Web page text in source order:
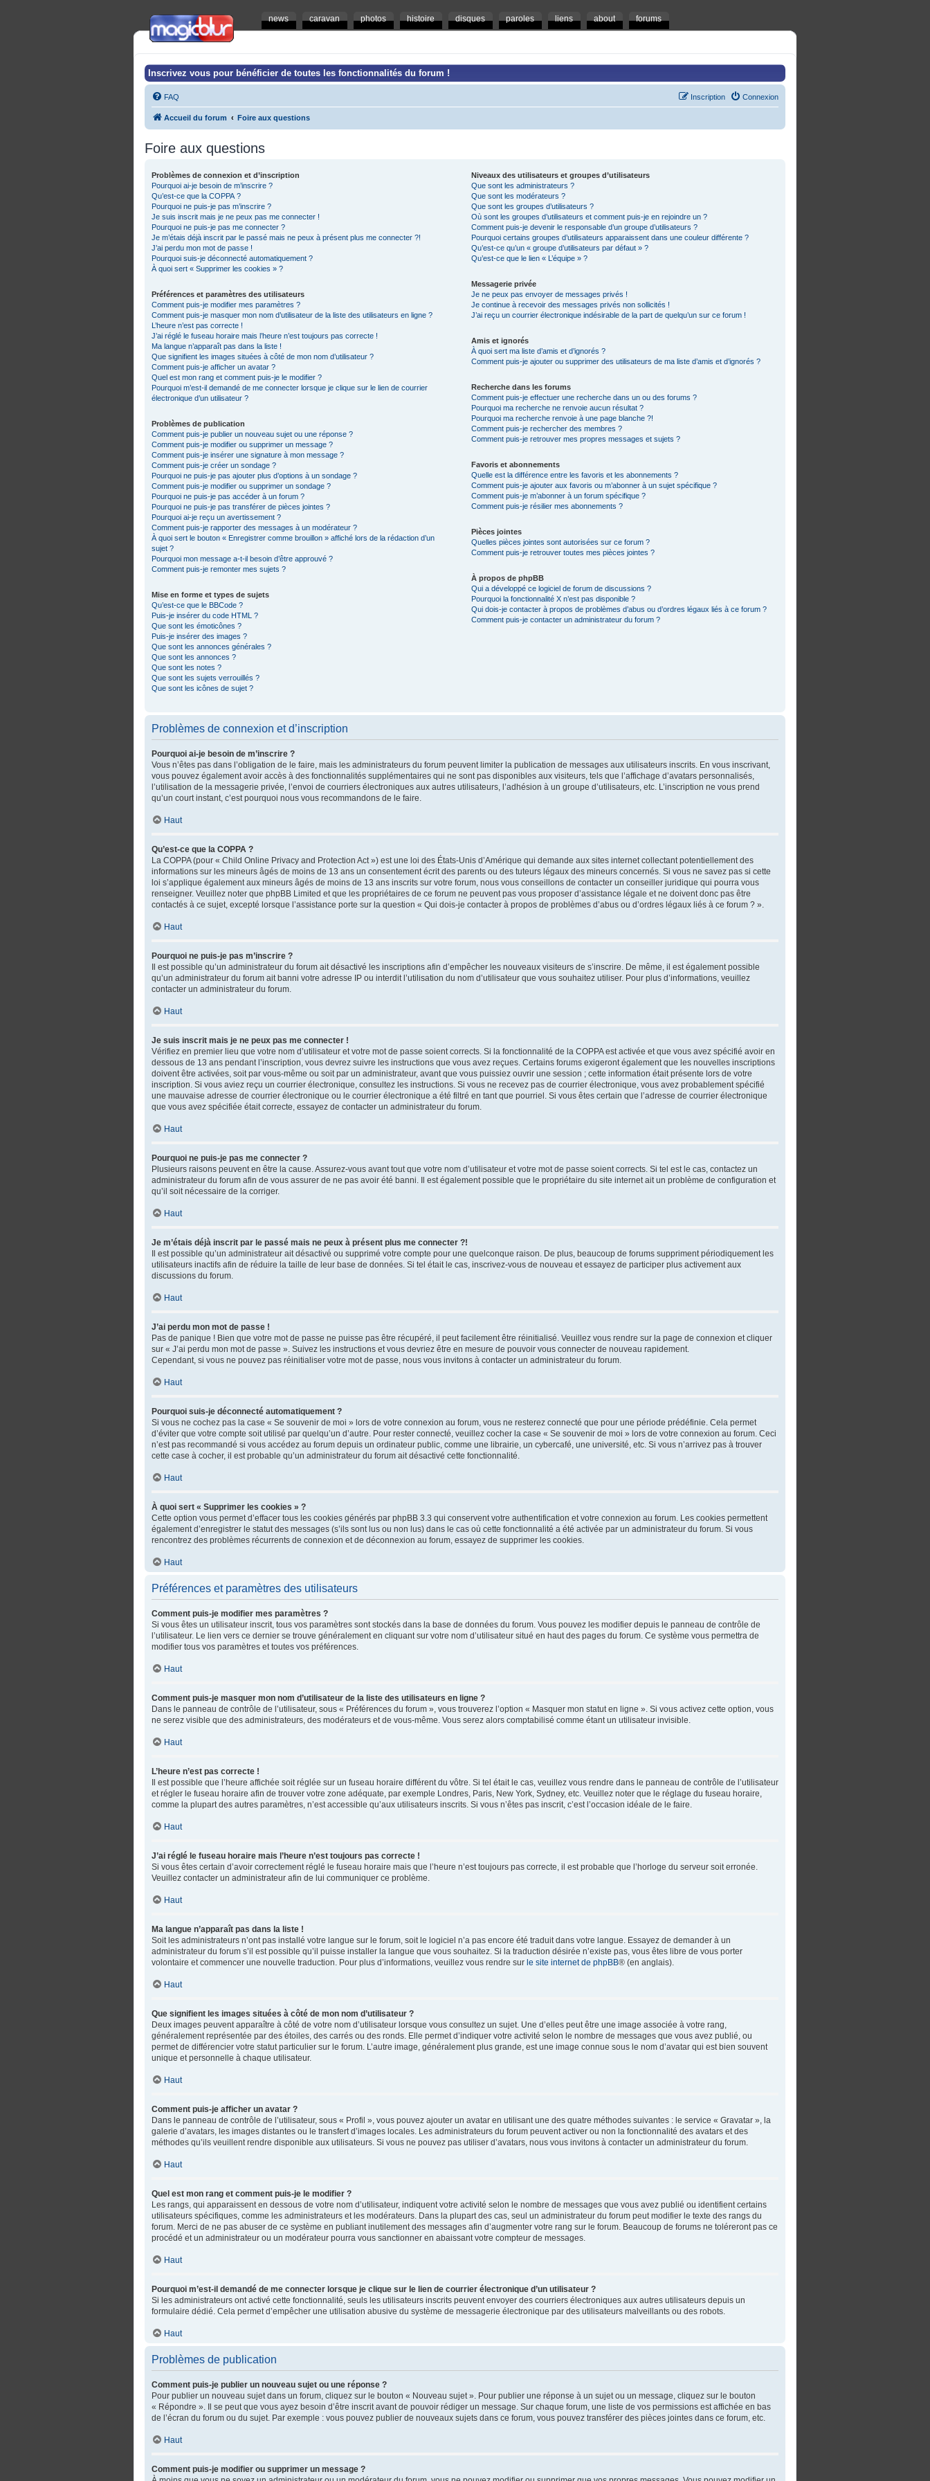
news caravan photos histoire disques paroles liens about forums
Inscrivez vous pour bénéficier de toutes les fonctionnalités du forum !
FAQ Connexion
Inscription
Accueil du forum Foire aux questions
Foire aux questions
Problèmes de connexion et d’inscription
Pourquoi ai-je besoin de m’inscrire ?
Qu’est-ce que la COPPA ?
Pourquoi ne puis-je pas m’inscrire ?
Je suis inscrit mais je ne peux pas me connecter !
Pourquoi ne puis-je pas me connecter ?
Je m’étais déjà inscrit par le passé mais ne peux à présent plus me connecter ?!
J’ai perdu mon mot de passe !
Pourquoi suis-je déconnecté automatiquement ?
À quoi sert « Supprimer les cookies » ?
Préférences et paramètres des utilisateurs
Comment puis-je modifier mes paramètres ?
Comment puis-je masquer mon nom d’utilisateur de la liste des utilisateurs en ligne ?
L’heure n’est pas correcte !
J’ai réglé le fuseau horaire mais l’heure n’est toujours pas correcte !
Ma langue n’apparaît pas dans la liste !
Que signifient les images situées à côté de mon nom d’utilisateur ?
Comment puis-je afficher un avatar ?
Quel est mon rang et comment puis-je le modifier ?
Pourquoi m’est-il demandé de me connecter lorsque je clique sur le lien de courrier
électronique d’un utilisateur ?
Problèmes de publication
Comment puis-je publier un nouveau sujet ou une réponse ?
Comment puis-je modifier ou supprimer un message ?
Comment puis-je insérer une signature à mon message ?
Comment puis-je créer un sondage ?
Pourquoi ne puis-je pas ajouter plus d’options à un sondage ?
Comment puis-je modifier ou supprimer un sondage ?
Pourquoi ne puis-je pas accéder à un forum ?
Pourquoi ne puis-je pas transférer de pièces jointes ?
Pourquoi ai-je reçu un avertissement ?
Comment puis-je rapporter des messages à un modérateur ?
À quoi sert le bouton « Enregistrer comme brouillon » affiché lors de la rédaction d’un
sujet ?
Pourquoi mon message a-t-il besoin d’être approuvé ?
Comment puis-je remonter mes sujets ?
Mise en forme et types de sujets
Qu’est-ce que le BBCode ?
Puis-je insérer du code HTML ?
Que sont les émoticônes ?
Puis-je insérer des images ?
Que sont les annonces générales ?
Que sont les annonces ?
Que sont les notes ?
Que sont les sujets verrouillés ?
Que sont les icônes de sujet ?
Niveaux des utilisateurs et groupes d’utilisateurs
Que sont les administrateurs ?
Que sont les modérateurs ?
Que sont les groupes d’utilisateurs ?
Où sont les groupes d’utilisateurs et comment puis-je en rejoindre un ?
Comment puis-je devenir le responsable d’un groupe d’utilisateurs ?
Pourquoi certains groupes d’utilisateurs apparaissent dans une couleur différente ?
Qu’est-ce qu’un « groupe d’utilisateurs par défaut » ?
Qu’est-ce que le lien « L’équipe » ?
Messagerie privée
Je ne peux pas envoyer de messages privés !
Je continue à recevoir des messages privés non sollicités !
J’ai reçu un courrier électronique indésirable de la part de quelqu’un sur ce forum !
Amis et ignorés
À quoi sert ma liste d’amis et d’ignorés ?
Comment puis-je ajouter ou supprimer des utilisateurs de ma liste d’amis et d’ignorés ?
Recherche dans les forums
Comment puis-je effectuer une recherche dans un ou des forums ?
Pourquoi ma recherche ne renvoie aucun résultat ?
Pourquoi ma recherche renvoie à une page blanche ?!
Comment puis-je rechercher des membres ?
Comment puis-je retrouver mes propres messages et sujets ?
Favoris et abonnements
Quelle est la différence entre les favoris et les abonnements ?
Comment puis-je ajouter aux favoris ou m’abonner à un sujet spécifique ?
Comment puis-je m’abonner à un forum spécifique ?
Comment puis-je résilier mes abonnements ?
Pièces jointes
Quelles pièces jointes sont autorisées sur ce forum ?
Comment puis-je retrouver toutes mes pièces jointes ?
À propos de phpBB
Qui a développé ce logiciel de forum de discussions ?
Pourquoi la fonctionnalité X n’est pas disponible ?
Qui dois-je contacter à propos de problèmes d’abus ou d’ordres légaux liés à ce forum ?
Comment puis-je contacter un administrateur du forum ?
Problèmes de connexion et d’inscription
Pourquoi ai-je besoin de m’inscrire ?
Vous n’êtes pas dans l’obligation de le faire, mais les administrateurs du forum peuvent limiter la publication de messages aux utilisateurs inscrits. En vous inscrivant,
vous pouvez également avoir accès à des fonctionnalités supplémentaires qui ne sont pas disponibles aux visiteurs, tels que l’affichage d’avatars personnalisés,
l’utilisation de la messagerie privée, l’envoi de courriers électroniques aux autres utilisateurs, l’adhésion à un groupe d’utilisateurs, etc. L’inscription ne vous prend
qu’un court instant, c’est pourquoi nous vous recommandons de le faire.
Haut
Qu’est-ce que la COPPA ?
La COPPA (pour « Child Online Privacy and Protection Act ») est une loi des États-Unis d’Amérique qui demande aux sites internet collectant potentiellement des
informations sur les mineurs âgés de moins de 13 ans un consentement écrit des parents ou des tuteurs légaux des mineurs concernés. Si vous ne savez pas si cette
loi s’applique également aux mineurs âgés de moins de 13 ans inscrits sur votre forum, nous vous conseillons de contacter un conseiller juridique qui pourra vous
renseigner. Veuillez noter que phpBB Limited et que les propriétaires de ce forum ne peuvent pas vous proposer d’assistance légale et ne doivent donc pas être
contactés à ce sujet, excepté lorsque l’assistance porte sur la question « Qui dois-je contacter à propos de problèmes d’abus ou d’ordres légaux liés à ce forum ? ».
Haut
Pourquoi ne puis-je pas m’inscrire ?
Il est possible qu’un administrateur du forum ait désactivé les inscriptions afin d’empêcher les nouveaux visiteurs de s’inscrire. De même, il est également possible
qu’un administrateur du forum ait banni votre adresse IP ou interdit l’utilisation du nom d’utilisateur que vous souhaitez utiliser. Pour plus d’informations, veuillez
contacter un administrateur du forum.
Haut
Je suis inscrit mais je ne peux pas me connecter !
Vérifiez en premier lieu que votre nom d’utilisateur et votre mot de passe soient corrects. Si la fonctionnalité de la COPPA est activée et que vous avez spécifié avoir en
dessous de 13 ans pendant l’inscription, vous devrez suivre les instructions que vous avez reçues. Certains forums exigeront également que les nouvelles inscriptions
doivent être activées, soit par vous-même ou soit par un administrateur, avant que vous puissiez ouvrir une session ; cette information était présente lors de votre
inscription. Si vous aviez reçu un courrier électronique, consultez les instructions. Si vous ne recevez pas de courrier électronique, vous avez probablement spécifié
une mauvaise adresse de courrier électronique ou le courrier électronique a été filtré en tant que pourriel. Si vous êtes certain que l’adresse de courrier électronique
que vous avez spécifiée était correcte, essayez de contacter un administrateur du forum.
Haut
Pourquoi ne puis-je pas me connecter ?
Plusieurs raisons peuvent en être la cause. Assurez-vous avant tout que votre nom d’utilisateur et votre mot de passe soient corrects. Si tel est le cas, contactez un
administrateur du forum afin de vous assurer de ne pas avoir été banni. Il est également possible que le propriétaire du site internet ait un problème de configuration et
qu’il soit nécessaire de la corriger.
Haut
Je m’étais déjà inscrit par le passé mais ne peux à présent plus me connecter ?!
Il est possible qu’un administrateur ait désactivé ou supprimé votre compte pour une quelconque raison. De plus, beaucoup de forums suppriment périodiquement les
utilisateurs inactifs afin de réduire la taille de leur base de données. Si tel était le cas, inscrivez-vous de nouveau et essayez de participer plus activement aux
discussions du forum.
Haut
J’ai perdu mon mot de passe !
Pas de panique ! Bien que votre mot de passe ne puisse pas être récupéré, il peut facilement être réinitialisé. Veuillez vous rendre sur la page de connexion et cliquer
sur « J’ai perdu mon mot de passe ». Suivez les instructions et vous devriez être en mesure de pouvoir vous connecter de nouveau rapidement.
Cependant, si vous ne pouvez pas réinitialiser votre mot de passe, nous vous invitons à contacter un administrateur du forum.
Haut
Pourquoi suis-je déconnecté automatiquement ?
Si vous ne cochez pas la case « Se souvenir de moi » lors de votre connexion au forum, vous ne resterez connecté que pour une période prédéfinie. Cela permet
d’éviter que votre compte soit utilisé par quelqu’un d’autre. Pour rester connecté, veuillez cocher la case « Se souvenir de moi » lors de votre connexion au forum. Ceci
n’est pas recommandé si vous accédez au forum depuis un ordinateur public, comme une librairie, un cybercafé, une université, etc. Si vous n’arrivez pas à trouver
cette case à cocher, il est probable qu’un administrateur du forum ait désactivé cette fonctionnalité.
Haut
À quoi sert « Supprimer les cookies » ?
Cette option vous permet d’effacer tous les cookies générés par phpBB 3.3 qui conservent votre authentification et votre connexion au forum. Les cookies permettent
également d’enregistrer le statut des messages (s’ils sont lus ou non lus) dans le cas où cette fonctionnalité a été activée par un administrateur du forum. Si vous
rencontrez des problèmes récurrents de connexion et de déconnexion au forum, essayez de supprimer les cookies.
Haut
Préférences et paramètres des utilisateurs
Comment puis-je modifier mes paramètres ?
Si vous êtes un utilisateur inscrit, tous vos paramètres sont stockés dans la base de données du forum. Vous pouvez les modifier depuis le panneau de contrôle de
l’utilisateur. Le lien vers ce dernier se trouve généralement en cliquant sur votre nom d’utilisateur situé en haut des pages du forum. Ce système vous permettra de
modifier tous vos paramètres et toutes vos préférences.
Haut
Comment puis-je masquer mon nom d’utilisateur de la liste des utilisateurs en ligne ?
Dans le panneau de contrôle de l’utilisateur, sous « Préférences du forum », vous trouverez l’option « Masquer mon statut en ligne ». Si vous activez cette option, vous
ne serez visible que des administrateurs, des modérateurs et de vous-même. Vous serez alors comptabilisé comme étant un utilisateur invisible.
Haut
L’heure n’est pas correcte !
Il est possible que l’heure affichée soit réglée sur un fuseau horaire différent du vôtre. Si tel était le cas, veuillez vous rendre dans le panneau de contrôle de l’utilisateur
et régler le fuseau horaire afin de trouver votre zone adéquate, par exemple Londres, Paris, New York, Sydney, etc. Veuillez noter que le réglage du fuseau horaire,
comme la plupart des autres paramètres, n’est accessible qu’aux utilisateurs inscrits. Si vous n’êtes pas inscrit, c’est l’occasion idéale de le faire.
Haut
J’ai réglé le fuseau horaire mais l’heure n’est toujours pas correcte !
Si vous êtes certain d’avoir correctement réglé le fuseau horaire mais que l’heure n’est toujours pas correcte, il est probable que l’horloge du serveur soit erronée.
Veuillez contacter un administrateur afin de lui communiquer ce problème.
Haut
Ma langue n’apparaît pas dans la liste !
Soit les administrateurs n’ont pas installé votre langue sur le forum, soit le logiciel n’a pas encore été traduit dans votre langue. Essayez de demander à un
administrateur du forum s’il est possible qu’il puisse installer la langue que vous souhaitez. Si la traduction désirée n’existe pas, vous êtes libre de vous porter
volontaire et commencer une nouvelle traduction. Pour plus d’informations, veuillez vous rendre sur le site internet de phpBB® (en anglais).
Haut
Que signifient les images situées à côté de mon nom d’utilisateur ?
Deux images peuvent apparaître à côté de votre nom d’utilisateur lorsque vous consultez un sujet. Une d’elles peut être une image associée à votre rang,
généralement représentée par des étoiles, des carrés ou des ronds. Elle permet d’indiquer votre activité selon le nombre de messages que vous avez publié, ou
permet de différencier votre statut particulier sur le forum. L’autre image, généralement plus grande, est une image connue sous le nom d’avatar qui est bien souvent
unique et personnelle à chaque utilisateur.
Haut
Comment puis-je afficher un avatar ?
Dans le panneau de contrôle de l’utilisateur, sous « Profil », vous pouvez ajouter un avatar en utilisant une des quatre méthodes suivantes : le service « Gravatar », la
galerie d’avatars, les images distantes ou le transfert d’images locales. Les administrateurs du forum peuvent activer ou non la fonctionnalité des avatars et des
méthodes qu’ils veuillent rendre disponible aux utilisateurs. Si vous ne pouvez pas utiliser d’avatars, nous vous invitons à contacter un administrateur du forum.
Haut
Quel est mon rang et comment puis-je le modifier ?
Les rangs, qui apparaissent en dessous de votre nom d’utilisateur, indiquent votre activité selon le nombre de messages que vous avez publié ou identifient certains
utilisateurs spécifiques, comme les administrateurs et les modérateurs. Dans la plupart des cas, seul un administrateur du forum peut modifier le texte des rangs du
forum. Merci de ne pas abuser de ce système en publiant inutilement des messages afin d’augmenter votre rang sur le forum. Beaucoup de forums ne toléreront pas ce
procédé et un administrateur ou un modérateur pourra vous sanctionner en abaissant votre compteur de messages.
Haut
Pourquoi m’est-il demandé de me connecter lorsque je clique sur le lien de courrier électronique d’un utilisateur ?
Si les administrateurs ont activé cette fonctionnalité, seuls les utilisateurs inscrits peuvent envoyer des courriers électroniques aux autres utilisateurs depuis un
formulaire dédié. Cela permet d’empêcher une utilisation abusive du système de messagerie électronique par des utilisateurs malveillants ou des robots.
Haut
Problèmes de publication
Comment puis-je publier un nouveau sujet ou une réponse ?
Pour publier un nouveau sujet dans un forum, cliquez sur le bouton « Nouveau sujet ». Pour publier une réponse à un sujet ou un message, cliquez sur le bouton
« Répondre ». Il se peut que vous ayez besoin d’être inscrit avant de pouvoir rédiger un message. Sur chaque forum, une liste de vos permissions est affichée en bas
de l’écran du forum ou du sujet. Par exemple : vous pouvez publier de nouveaux sujets dans ce forum, vous pouvez transférer des pièces jointes dans ce forum, etc.
Haut
Comment puis-je modifier ou supprimer un message ?